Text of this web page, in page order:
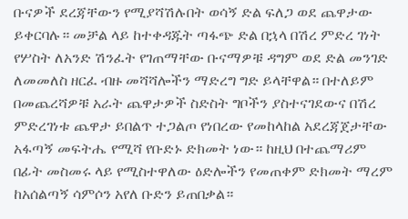
ቡናዎች ደረጃቸውን የሚያሻሽሉበት ወሳኝ ድል ፍለጋ ወደ ጨዋታው
ይቀርባሉ። መቻል ላይ ከተቀዳጁት ጣፋጭ ድል በኋላ በሽረ ምድረ ገነት
የሦስት ለአንድ ሽንፈት የገጠማቸው ቡናማዎቹ ዳግም ወደ ድል መንገድ
ለመመለስ ዘርፈ ብዙ መሻሻሎችን ማድረግ ግድ ይላቸዋል። በተለይም
በመጨረሻዎቹ አራት ጨዋታዎች ስድስት ግቦችን ያስተናገደውና በሽረ
ምድረገነቱ ጨዋታ ይበልጥ ተጋልጦ የነበረው የመከላከል አደረጃጀታቸው
አፋጣኝ መፍትሔ የሚሻ የቡድኑ ድክመት ነው። ከዚህ በተጨማሪም
በፊት መስመሩ ላይ የሚስተዋለው ዕድሎችን የመጠቀም ድክመት ማረም
ከአሰልጣኝ ሳምሶን አየለ ቡድን ይጠበቃል።